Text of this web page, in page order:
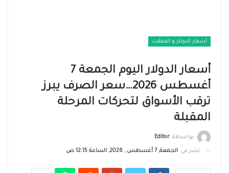
أسعار الدولار و العملات
أسعار الدولار اليوم الجمعة 7
أغسطس 2026…سعر الصرف يبرز
ترقب الأسواق لتحركات المرحلة
المقبلة
بواسطة Editor
نشر في الجمعة, 7 أغسطس , 2026, الساعة 12:15 ص